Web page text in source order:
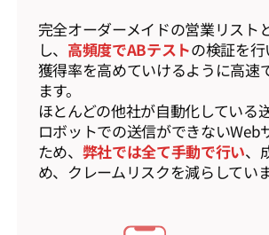
完全オーダーメイドの営業リスト
し、 高頻度でABテストの検証を
獲得率を高めていけるように高速
ます。
ほとんどの他社が自動化している
ロボットでの送信ができないWeb
ため、 弊社では全て手動で行い、
め、クレームリスクを減らしていま